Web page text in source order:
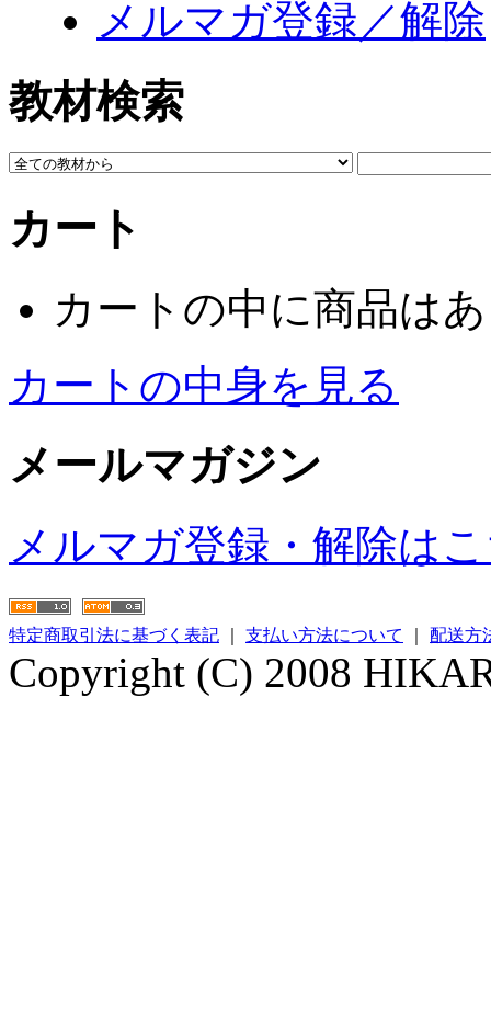
メルマガ登録／解除
教材検索
カート
カートの中に商品は
カートの中身を見る
メールマガジン
メルマガ登録・解除は
特定商取引法に基づく表記 支払い方法について 配送方
Copyright (C) 2008